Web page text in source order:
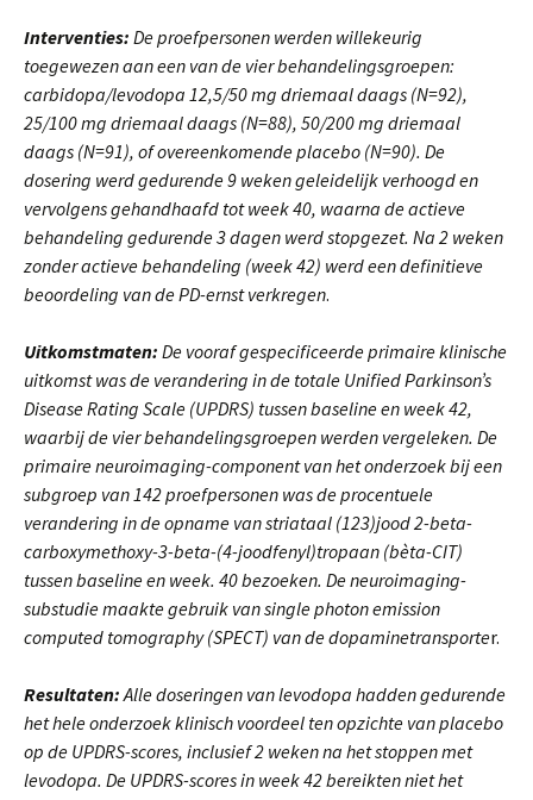
Interventies: Deproefpersonen werden willekeurig
toegewezen aan een van de vier behandelingsgroepen:
carbidopa/levodopa 12,5/50 mg driemaal daags (N=92),
25/100 mg driemaal daags (N=88), 50/200 mg driemaal
daags (N=91), of overeenkomende placebo (N=90). De
dosering werd gedurende 9 weken geleidelijk verhoogd en
vervolgens gehandhaafd tot week 40, waarna de actieve
behandeling gedurende 3 dagen werd stopgezet. Na 2 weken
zonder actieve behandeling (week 42) werd een definitieve
beoordeling van de PD-ernst verkregen.
Uitkomstmaten: De vooraf gespecificeerde primaire klinische
uitkomst was de verandering in de totale Unified Parkinson’s
Disease Rating Scale (UPDRS) tussen baseline en week 42,
waarbij de vier behandelingsgroepen werden vergeleken. De
primaire neuroimaging-component van het onderzoek bij een
subgroep van 142 proefpersonen was de procentuele
verandering in de opname van striataal (123)jood 2-beta-
carboxymethoxy-3-beta-(4-joodfenyl)tropaan (bèta-CIT)
tussen baseline en week. 40 bezoeken. De neuroimaging-
substudie maakte gebruik van single photon emission
computed tomography (SPECT) van de dopaminetransporter.
Resultaten:Alle doseringen van levodopa hadden gedurende
het hele onderzoek klinisch voordeel ten opzichte van placebo
op de UPDRS-scores, inclusief 2 weken na het stoppen met
levodopa. De UPDRS-scores in week 42 bereikten niet het